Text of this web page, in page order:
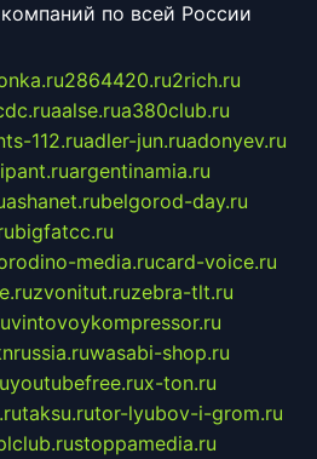
по всей России
2864420.ru2rich.ru
aalse.rua380club.ru
112.ruadler-jun.ruadonyev.ru
argentinamia.ru
ashanet.rubelgorod-day.ru
bigfatcc.ru
media.rucard-voice.ru
zvonitut.ruzebra-tlt.ru
vintovoykompressor.ru
wasabi-shop.ru
youtubefree.rux-ton.ru
taksu.rutor-lyubov-i-grom.ru
stoppamedia.ru